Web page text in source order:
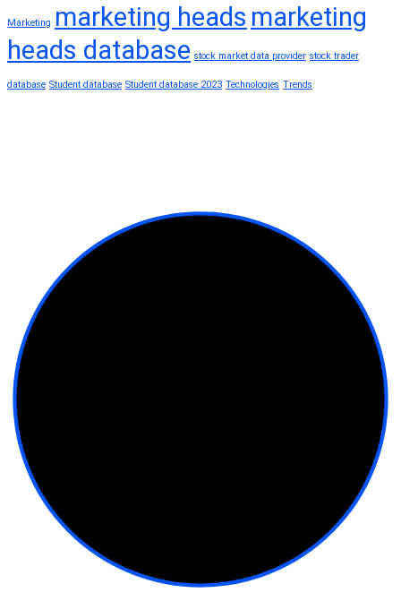
Marketing marketing heads marketing
heads database stock market data provider stock trader
database Student database Student database 2023 Technologies Trends